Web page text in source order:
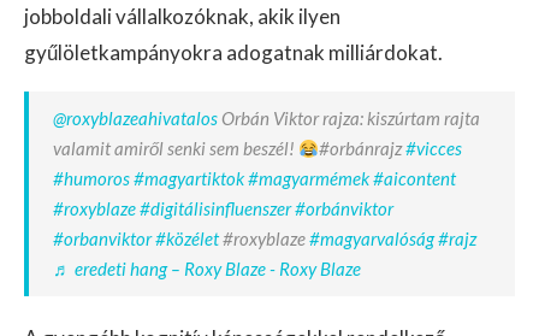
jobboldali vállalkozóknak, akik ilyen
gyűlöletkampányokra adogatnak milliárdokat.
@roxyblazeahivatalosOrbán Viktor rajza: kiszúrtam rajta
valamit amiről senki sem beszél!
#orbánrajz#vicces
#humoros#magyartiktok#magyarmémek#aicontent
#roxyblaze#digitálisinfluenszer#orbánviktor
#orbanviktor#közélet#roxyblaze#magyarvalóság#rajz
♬ eredeti hang – Roxy Blaze - Roxy Blaze